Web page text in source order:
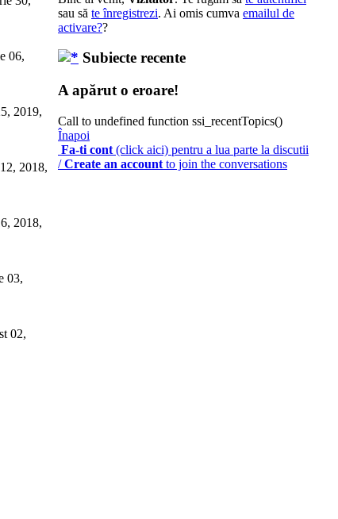
06,
2019,
2018,
2018,
03,
02,
sau să te înregistrezi. Ai omis cumva emailul de
activare??
Subiecte recente
A apărut o eroare!
Call to undefined function ssi_recentTopics()
Înapoi
Fa-ti cont (click aici) pentru a lua parte la discutii
/Create an account to join the conversations